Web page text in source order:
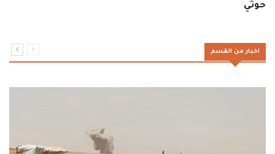
حوثي
اخبار من القسم